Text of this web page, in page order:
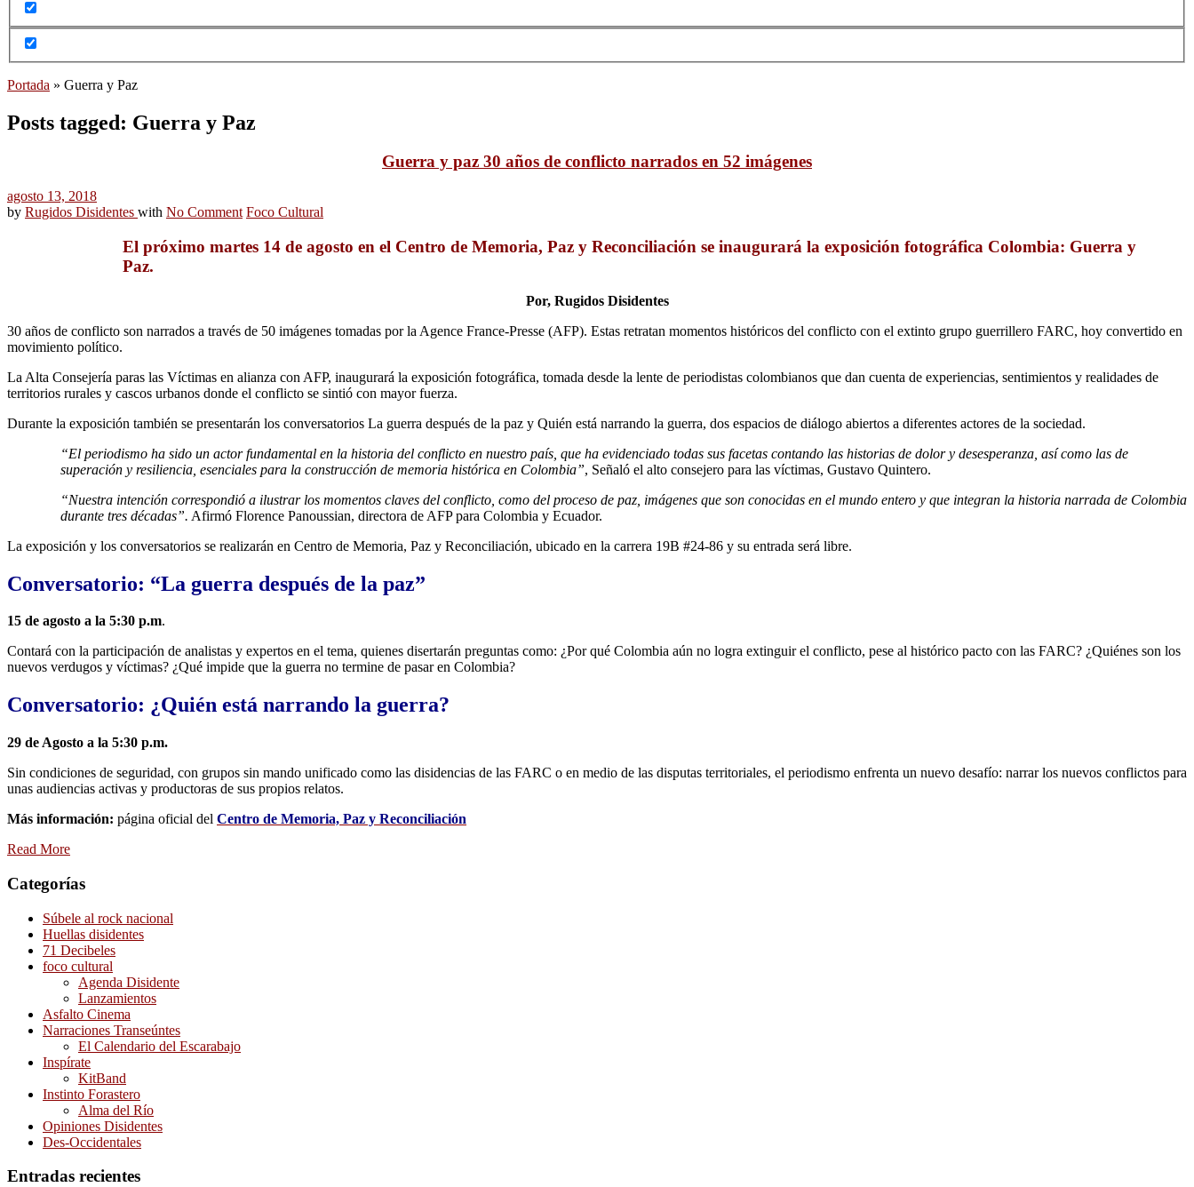
Portada » Guerra y Paz
Posts tagged: Guerra y Paz
Guerra y paz 30 años de conflicto narrados en 52 imágenes
agosto 13, 2018
by Rugidos Disidentes with No Comment Foco Cultural
El próximo martes 14 de agosto en el Centro de Memoria, Paz y Reconciliación se inaugurará la exposición fotográfica Colombia: Guerra y
Paz.
Por, Rugidos Disidentes
30 años de conflicto son narrados a través de 50 imágenes tomadas por la Agence France-Presse (AFP). Estas retratan momentos históricos del conflicto con el extinto grupo guerrillero FARC, hoy convertido en
movimiento político.
La Alta Consejería paras las Víctimas en alianza con AFP, inaugurará la exposición fotográfica, tomada desde la lente de periodistas colombianos que dan cuenta de experiencias, sentimientos y realidades de
territorios rurales y cascos urbanos donde el conflicto se sintió con mayor fuerza.
Durante la exposición también se presentarán los conversatorios La guerra después de la paz y Quién está narrando la guerra, dos espacios de diálogo abiertos a diferentes actores de la sociedad.
“El periodismo ha sido un actor fundamental en la historia del conflicto en nuestro país , que ha evidenciado todas sus facetas contando las historias de dolor y desesperanza así como las de
superación y resiliencia, esenciales para la construcción de memoria histórica en Colombia”, Señaló el alto consejero para las víctimas, Gustavo Quintero.
“Nuestra intención correspondió a ilustrar los momentos claves del conflicto, como del proceso de paz, imágenes que son conocidas en el mundo entero y que integran la historia narrada de Colombia
durante tres décadas”. Afirmó Florence Panoussian, directora de AFP para Colombia y Ecuador.
La exposición y los conversatorios se realizarán en Centro de Memoria, Paz y Reconciliación, ubicado en la carrera 19B #24-86 y su entrada será libre.
Conversatorio: “La guerra después de la paz”
15 de agosto a la 5:30 p.m.
Contará con la participación de analistas y expertos en el tema, quienes disertarán preguntas como: ¿Por qué Colombia aún no logra extinguir el conflicto, pese al histórico pacto con las FARC? ¿Quiénes son los
nuevos verdugos y víctimas? ¿Qué impide que la guerra no termine de pasar en Colombia?
Conversatorio: ¿Quién está narrando la guerra?
29 de Agosto a la 5:30 p.m.
Sin condiciones de seguridad, con grupos sin mando unificado como las disidencias de las FARC o en medio de las disputas territoriales, el periodismo enfrenta un nuevo desafío: narrar los nuevos conflictos para
unas audiencias activas y productoras de sus propios relatos.
Más información: página oficial del Centro de Memoria, Paz y Reconciliación
Read More
Categorías
Súbele al rock nacional
Huellas disidentes
71 Decibeles
foco cultural
Agenda Disidente
Lanzamientos
Asfalto Cinema
Narraciones Transeúntes
El Calendario del Escarabajo
Inspírate
KitBand
Instinto Forastero
Alma del Río
Opiniones Disidentes
Des-Occidentales
Entradas recientes